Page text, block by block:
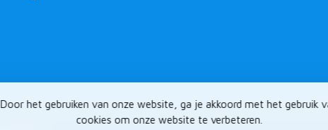
Door het gebruiken van onze website, ga je akkoord met het gebruik
cookies om onze website te verbeteren.